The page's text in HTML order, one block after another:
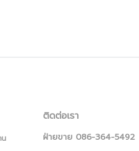
น
ติดต่อเรา
ฝ่ายขาย 086-364-5492